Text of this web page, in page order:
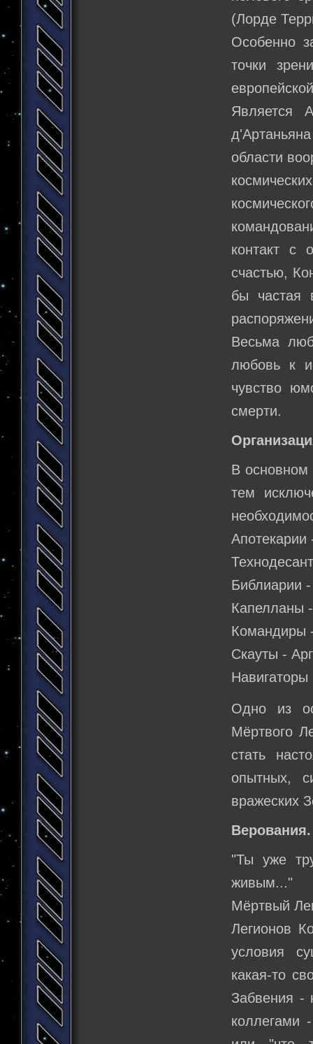
(Лорде
Особенно
точки
Является
области
контакт с
счастью,
бы частая
Весьма
любовь к
чувство
смерти.
В основном
тем
Апотекарии
Библиарии
Капелланы
Командиры
Скауты -
Одно из
Мёртвого
стать
опытных,
вражеских
Верования.
"Ты уже
живым..."
Мёртвый
Легионов
условия
какая-то
Забвения -
коллегами